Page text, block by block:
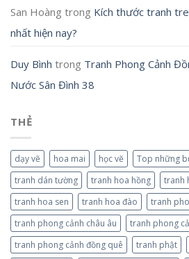
San Hoàng trong Kích thước tranh
nhất hiện nay?
Duy Bình trong Tranh Phong Cảnh
Nước Sân Đình 38
THẺ
dạy vẽ hoa mai học vẽ
Top những
tranh dán tường
tranh hoa hồng
tranh
tranh hoa sen
tranh hoa đào
tranh
tranh phong cảnh châu âu
tranh phong
tranh phong cảnh đồng quê
tranh phật